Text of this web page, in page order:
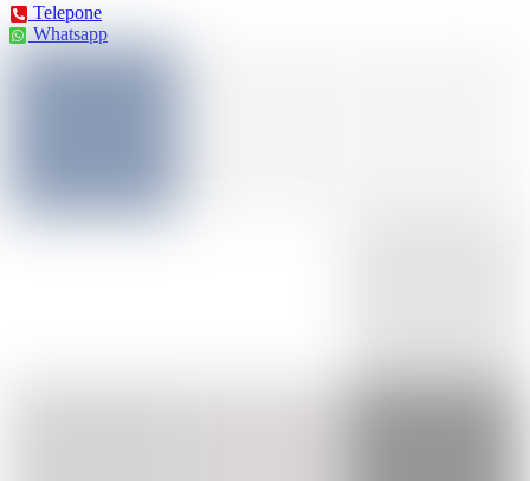
Telepone
Whatsapp